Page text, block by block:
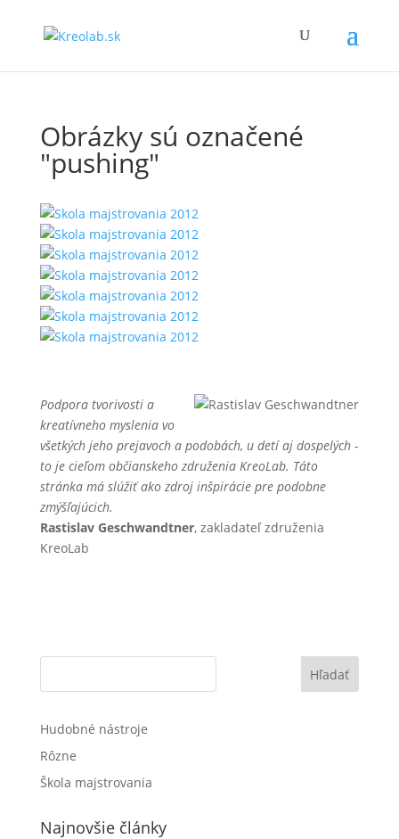
Obrázky sú označené
"pushing"
Podpora tvorivosti a
kreatívneho myslenia vo
všetkých jeho prejavoch a podobách, u detí aj dospelých -
to je cieľom občianskeho združenia KreoLab. Táto
stránka má slúžiť ako zdroj inšpirácie pre podobne
zmýšľajúcich.
Rastislav Geschwandtner, zakladateľ združenia
KreoLab
Hľadať
Hudobné nástroje
Rôzne
Škola majstrovania
Najnovšie články